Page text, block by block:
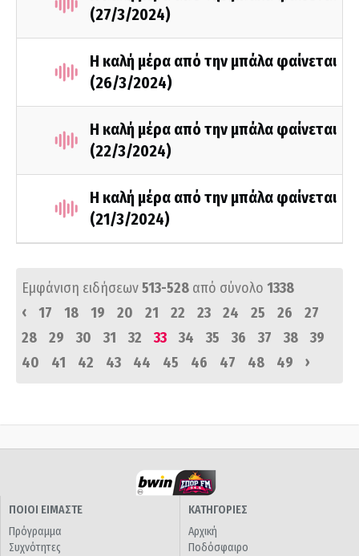
(27/3/2024)
Η καλή μέρα από την μπάλα φαίνεται
(26/3/2024)
Η καλή μέρα από την μπάλα φαίνεται
(22/3/2024)
Η καλή μέρα από την μπάλα φαίνεται
(21/3/2024)
Εμφάνιση ειδήσεων513-528 από σύνολο 1338
‹
17 18 19 20 21 22 23 24 25 26
27
28
29 30 31 32 33 34 35 36 37 38
39
40
41 42 43 44 45 46 47 48 49 ›
ΠΟΙΟΙ ΕΙΜΑΣΤΕ
Πρόγραμμα
Συχνότητες
ΚΑΤΗΓΟΡΙΕΣ
Αρχική
Ποδόσφαιρο